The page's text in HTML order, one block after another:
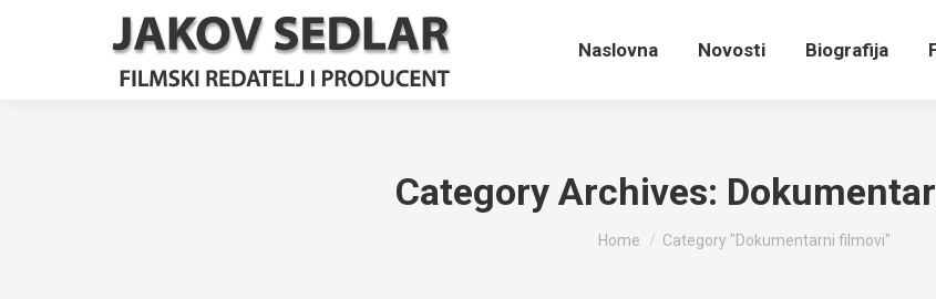
Naslovna Novosti Biografija
Category Archives:
You are here:
Home Category "Dokumentarni filmovi"